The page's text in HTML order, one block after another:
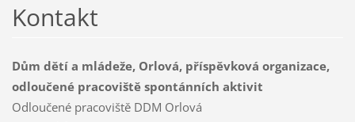
Kontakt
Dům dětí a mládeže, Orlová, příspěvková organizace,
odloučené pracoviště spontánních aktivit
Odloučené pracoviště DDM Orlová